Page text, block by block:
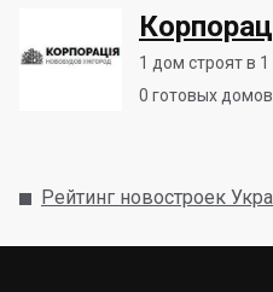
1 дом строят в
0 готовых
Рейтинг новостроек